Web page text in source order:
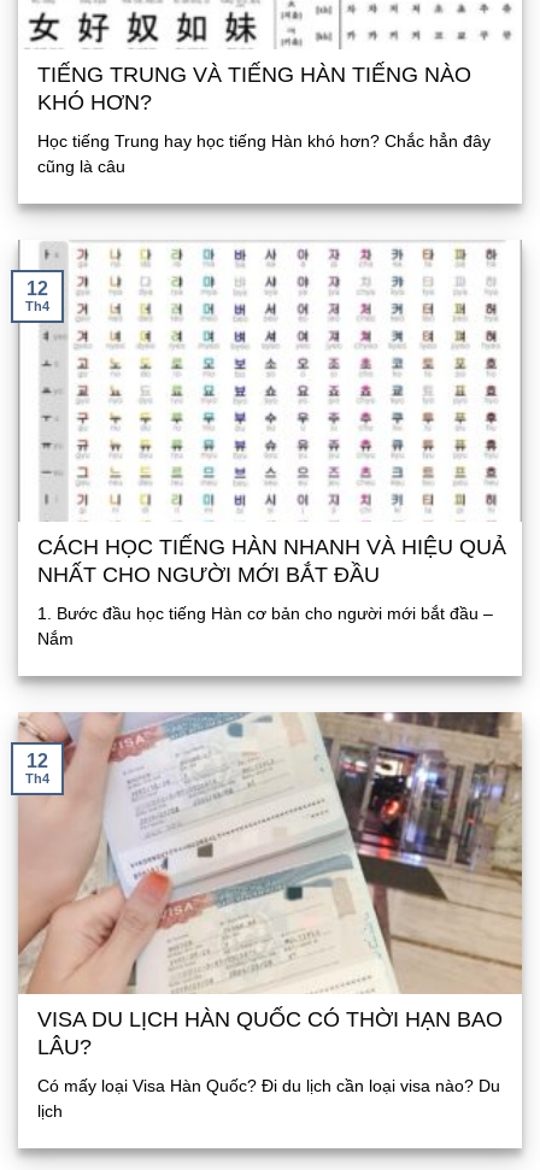
TIẾNG TRUNG VÀ TIẾNG HÀN TIẾNG NÀO
KHÓ HƠN?
Học tiếng Trung hay học tiếng Hàn khó hơn? Chắc hẳn đây
cũng là câu
CÁCH HỌC TIẾNG HÀN NHANH VÀ HIỆU QUẢ
NHẤT CHO NGƯỜI MỚI BẮT ĐẦU
1. Bước đầu học tiếng Hàn cơ bản cho người mới bắt đầu –
Nắm
12
Th4
VISA DU LỊCH HÀN QUỐC CÓ THỜI HẠN BAO
LÂU?
Có mấy loại Visa Hàn Quốc? Đi du lịch cần loại visa nào? Du
lịch
12
Th4